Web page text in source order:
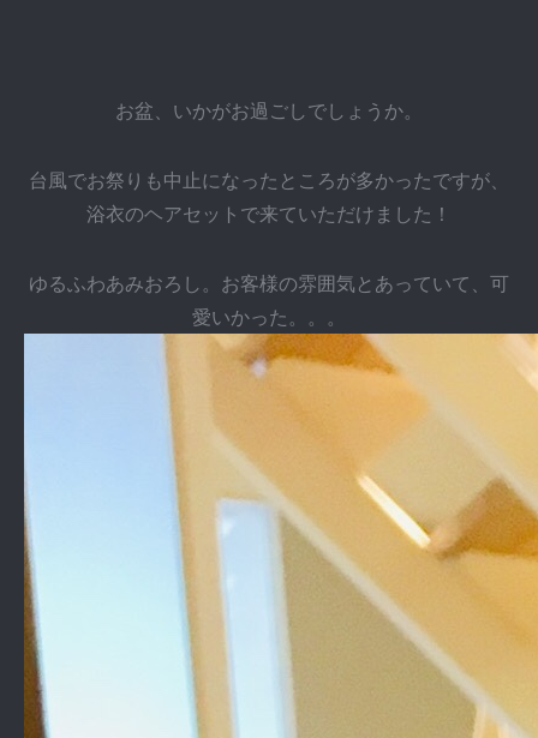
お盆、いかがお過ごしでしょうか。
台風でお祭りも中止になったところが多かったですが、
浴衣のヘアセットで来ていただけました！
ゆるふわあみおろし。お客様の雰囲気とあっていて、可
愛いかった。。。